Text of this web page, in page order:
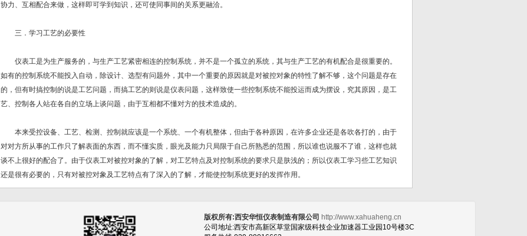
协力、互相配合来做，这样即可学到知识，还可使同事间的关系更融洽。
三．学习工艺的必要性
仪表工是为生产服务的，与生产工艺紧密相连的控制系统，并不是一个孤立的系统，其与生产工艺的有机配合是很重要的。
如有的控制系统不能投入自动，除设计、选型有问题外，其中一个重要的原因就是对被控对象的特性了解不够，这个问题是存在
的，但有时搞控制的说是工艺问题，而搞工艺的则说是仪表问题，这样致使一些控制系统不能投运而成为摆设，究其原因，是工
艺、控制各人站在各自的立场上谈问题，由于互相都不懂对方的技术造成的。
本来受控设备、工艺、检测、控制就应该是一个系统、一个有机整体，但由于各种原因，在许多企业还是各吹各打的，由于
对对方所从事的工作只了解表面的东西，而不懂实质，眼光及能力只局限于自己所熟悉的范围，所以谁也说服不了谁，这样也就
谈不上很好的配合了。由于仪表工对被控对象的了解，对工艺特点及对控制系统的要求只是肤浅的；所以仪表工学习些工艺知识
还是很有必要的，只有对被控对象及工艺特点有了深入的了解，才能使控制系统更好的发挥作用。
版权所有:西安华恒仪表制造有限公司 http://www.xahuaheng.cn
公司地址:西安市高新区草堂国家级科技企业加速器工业园10号楼3C